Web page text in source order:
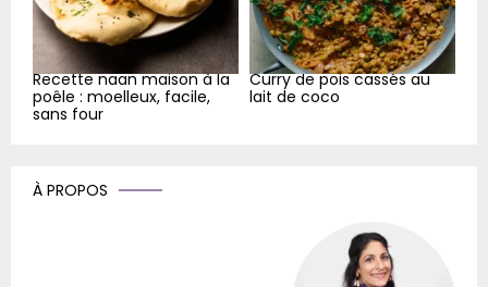
Recette naan maison à la
poêle : moelleux, facile,
sans four
Curry de pois cassés au
lait de coco
À PROPOS